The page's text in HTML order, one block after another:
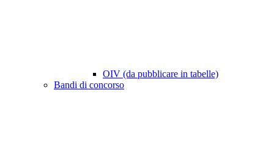
OIV (da pubblicare in tabelle)
Bandi di concorso